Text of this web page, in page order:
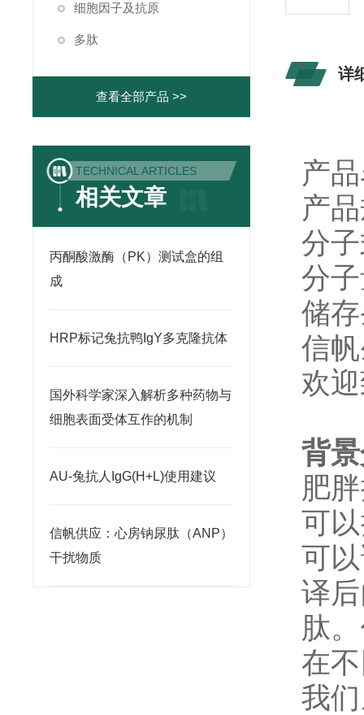
细胞因子及抗原
多肽
查看全部产品 >>
TECHNICAL ARTICLES
相关文章
丙酮酸激酶（PK）测试盒的组
成
HRP标记兔抗鸭IgY多克隆抗体
国外科学家深入解析多种药物与
细胞表面受体互作的机制
AU-兔抗人IgG(H+L)使用建议
信帆供应：心房钠尿肽（ANP）
干扰物质
详
产
产
分
分
储
信
欢
背
肥
可
可
译
肽
在
我